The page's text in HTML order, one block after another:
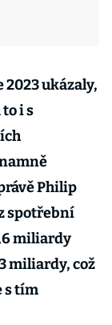
2023 ukázaly,
i s
Philip
spotřební
miliardy
miliardy, což
s tím